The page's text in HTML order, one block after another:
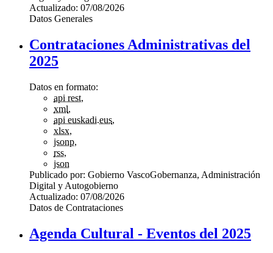
Actualizado: 07/08/2026
Datos Generales
Contrataciones Administrativas del
2025
Datos en formato:
api rest,
xml,
api euskadi.eus,
xlsx,
jsonp,
rss,
json
Publicado por: Gobierno VascoGobernanza, Administración
Digital y Autogobierno
Actualizado: 07/08/2026
Datos de Contrataciones
Agenda Cultural - Eventos del 2025